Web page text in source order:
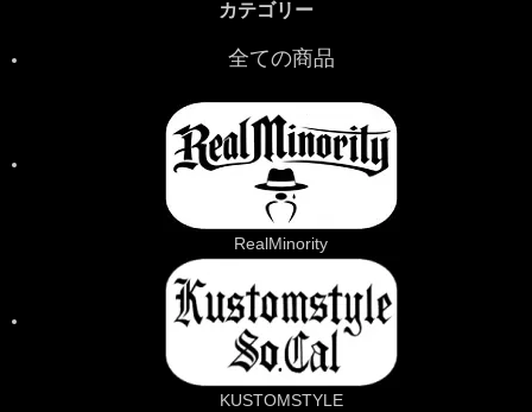
カテゴリー
全ての商品
RealMinority
KUSTOMSTYLE